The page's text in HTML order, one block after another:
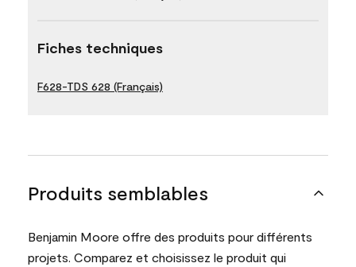
Fiches techniques
F628-TDS 628 (Français)
Produits semblables
Benjamin Moore offre des produits pour différents
projets. Comparez et choisissez le produit qui